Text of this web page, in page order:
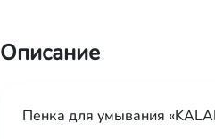
Описание
Пенка для умывания